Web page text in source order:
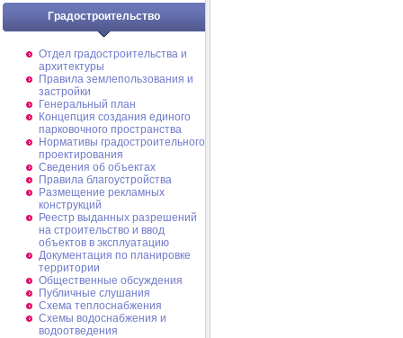
Градостроительство
Отдел градостроительства и
архитектуры
Правила землепользования и
застройки
Генеральный план
Концепция создания единого
парковочного пространства
Нормативы градостроительного
проектирования
Сведения об объектах
Правила благоустройства
Размещение рекламных
конструкций
Реестр выданных разрешений
на строительство и ввод
объектов в эксплуатацию
Документация по планировке
территории
Общественные обсуждения
Публичные слушания
Схема теплоснабжения
Схемы водоснабжения и
водоотведения